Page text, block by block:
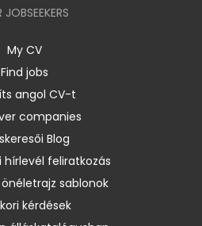
JOBSEEKERS
My CV
Find jobs
angol CV-t
companies
Blog
hírlevél feliratkozás
sablonok
kérdések